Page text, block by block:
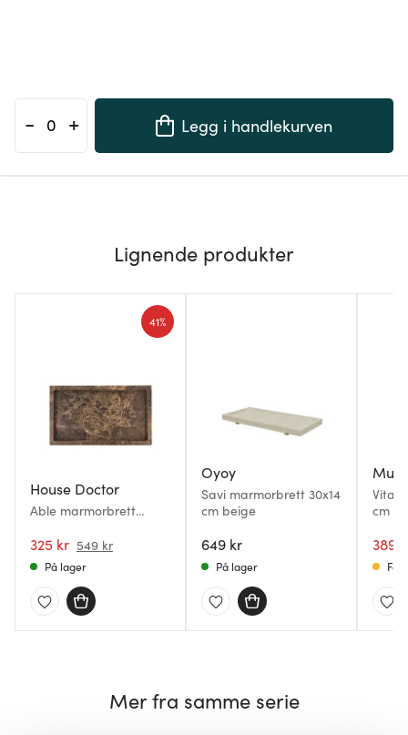
- + Legg i handlekurven
Lignende produkter
House Doctor
Able marmorbrett
325 kr 549 kr
41%
På lager
Oyoy
Savi marmorbrett 30x14
cm beige
649 kr
På lager
Vita
cm
389
Få
Mer fra samme serie